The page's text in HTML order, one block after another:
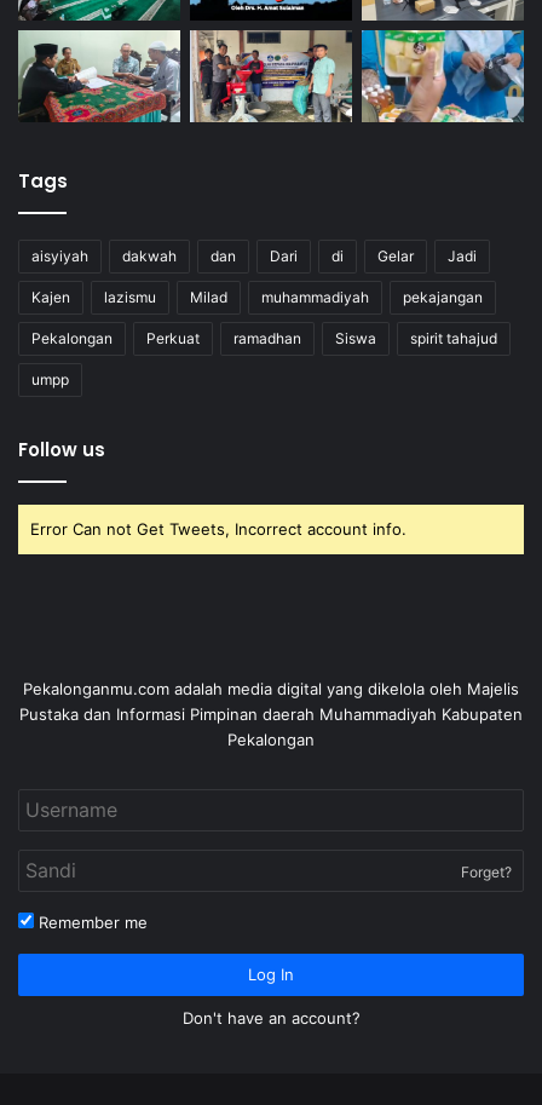
Tags
aisyiyah dakwah dan Dari di Gelar Jadi
Kajen lazismu Milad muhammadiyah pekajangan
Pekalongan Perkuat ramadhan Siswa spirit tahajud
umpp
Follow us
Error Can not Get Tweets, Incorrect account info.
Pekalonganmu.com adalah media digital yang dikelola oleh Majelis
Pustaka dan Informasi Pimpinan daerah Muhammadiyah Kabupaten
Pekalongan
Forget?
Remember me
Log In
Don't have an account?